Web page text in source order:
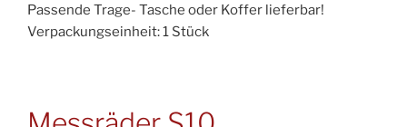
Passende Trage- Tasche oder Koffer lieferbar!
Verpackungseinheit: 1 Stück